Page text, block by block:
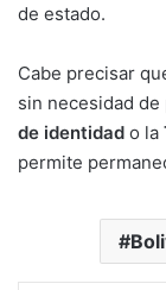
de estado.
Cabe precisar
sin necesidad
de identidad o la
permite